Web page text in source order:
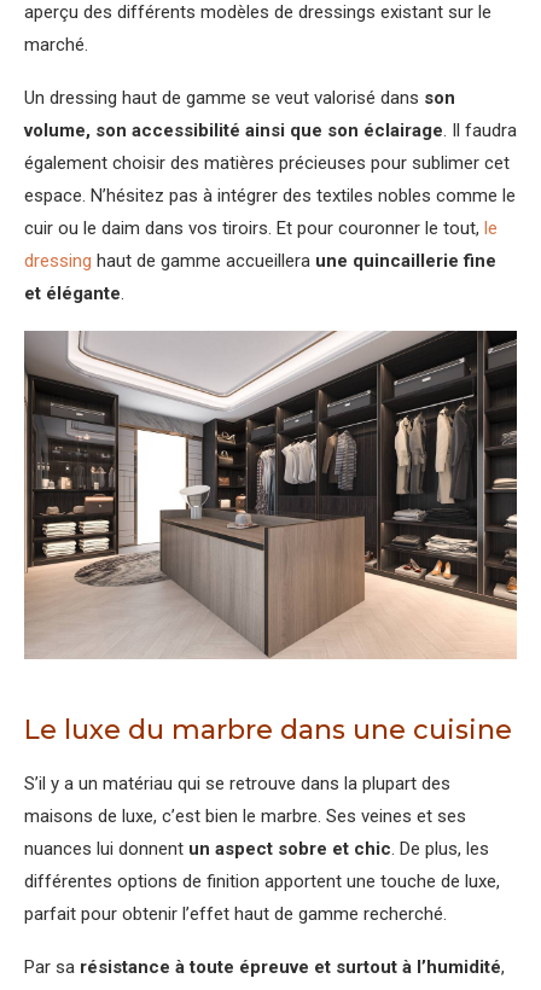
aperçu des différents modèles de dressings existant sur le
marché.
Un dressing haut de gamme se veut valorisé dans son
volume, son accessibilité ainsi que son éclairage. Il faudra
également choisir des matières précieuses pour sublimer cet
espace. N’hésitez pas à intégrer des textiles nobles comme le
cuir ou le daim dans vos tiroirs. Et pour couronner le tout, le
dressing haut de gamme accueillera une quincaillerie fine
et élégante.
Le luxe du marbre dans une cuisine
S’il y a un matériau qui se retrouve dans la plupart des
maisons de luxe, c’est bien le marbre. Ses veines et ses
nuances lui donnent un aspect sobre et chic. De plus, les
différentes options de finition apportent une touche de luxe,
parfait pour obtenir l’effet haut de gamme recherché.
Par sa résistance à toute épreuve et surtout à l’humidité,